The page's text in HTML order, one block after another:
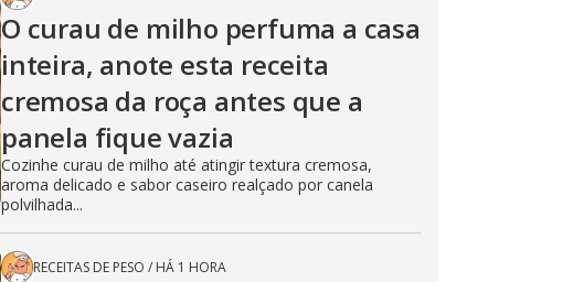
O curau de milho perfuma a casa
inteira, anote esta receita
cremosa da roça antes que a
panela fique vazia
Cozinhe curau de milho até atingir textura cremosa,
aroma delicado e sabor caseiro realçado por canela
polvilhada...
RECEITAS DE PESO / HÁ 1 HORA